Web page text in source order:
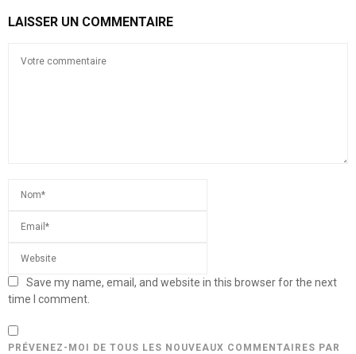
LAISSER UN COMMENTAIRE
Save my name, email, and website in this browser for the next
time I comment.
PRÉVENEZ-MOI DE TOUS LES NOUVEAUX COMMENTAIRES PAR